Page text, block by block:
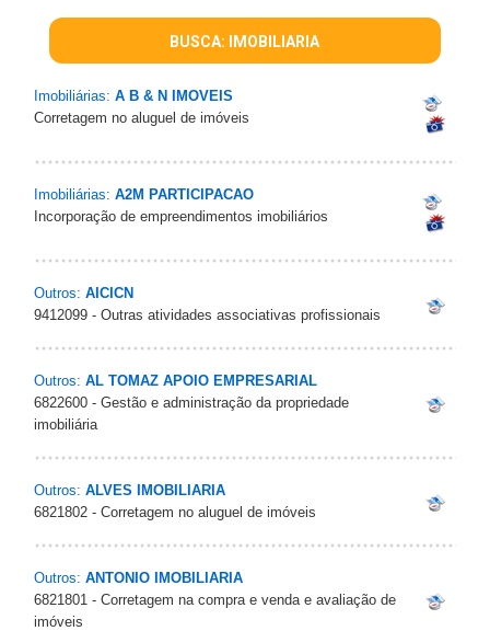
BUSCA: IMOBILIARIA
Imobiliárias: A B & N IMOVEIS
Corretagem no aluguel de imóveis
Imobiliárias: A2M PARTICIPACAO
Incorporação de empreendimentos imobiliários
Outros: AICICN
9412099 - Outras atividades associativas profissionais
Outros: AL TOMAZ APOIO EMPRESARIAL
6822600 - Gestão e administração da propriedade
imobiliária
Outros: ALVES IMOBILIARIA
6821802 - Corretagem no aluguel de imóveis
Outros: ANTONIO IMOBILIARIA
6821801 - Corretagem na compra e venda e avaliação de
imóveis